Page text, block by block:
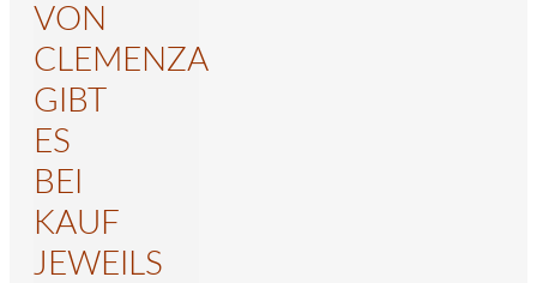
VON
CLEMENZA
GIBT
ES
BEI
KAUF
JEWEILS